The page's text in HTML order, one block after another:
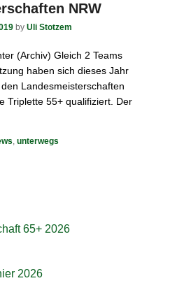
NRW
by Uli Stotzem
(Archiv) Gleich 2 Teams
haben sich dieses Jahr
Landesmeisterschaften
Triplette 55+ qualifiziert. Der
, unterwegs
65+ 2026
2026